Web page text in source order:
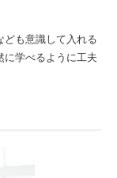
も意識して入れる
に学べるように工夫